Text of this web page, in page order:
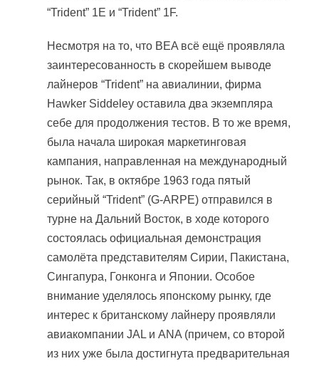
“Trident” 1E и “Trident” 1F.
Несмотря на то, что BEA всё ещё проявляла
заинтересованность в скорейшем выводе
лайнеров “Trident” на авиалинии, фирма
Hawker Siddeley оставила два экземпляра
себе для продолжения тестов. В то же время,
была начала широкая маркетинговая
кампания, направленная на международный
рынок. Так, в октябре 1963 года пятый
серийный “Trident” (G-ARPE) отправился в
турне на Дальний Восток, в ходе которого
состоялась официальная демонстрация
самолёта представителям Сирии, Пакистана,
Сингапура, Гонконга и Японии. Особое
внимание уделялось японскому рынку, где
интерес к британскому лайнеру проявляли
авиакомпании JAL и ANA (причем, со второй
из них уже была достигнута предварительная